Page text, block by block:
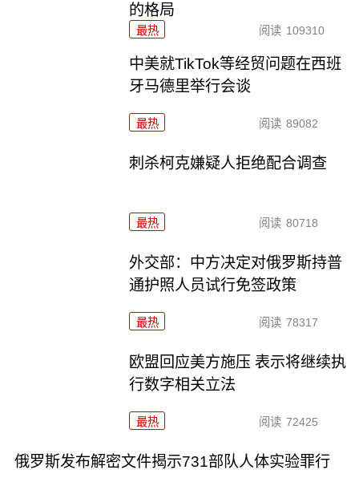
的格局
最热 阅读 109310
中美就TikTok等经贸问题在西班
牙马德里举行会谈
最热 阅读 89082
刺杀柯克嫌疑人拒绝配合调查
最热 阅读 80718
外交部：中方决定对俄罗斯持普
通护照人员试行免签政策
最热 阅读 78317
欧盟回应美方施压 表示将继续执
行数字相关立法
最热 阅读 72425
俄罗斯发布解密文件揭示731部队人体实验罪行